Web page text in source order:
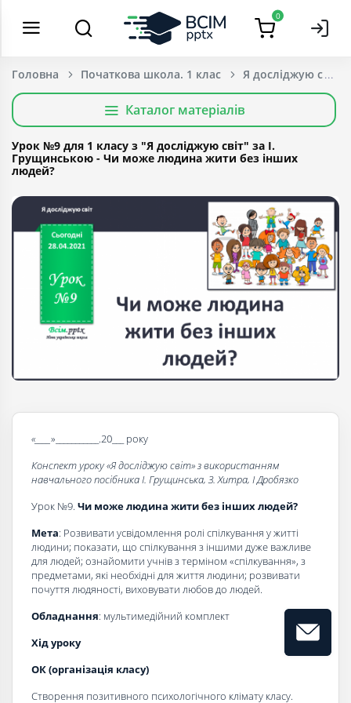
0
Головна Початкова школа. 1 клас Я досліджую світ
Каталог матеріалів
Урок №9 для 1 класу з "Я досліджую світ" за І.
Грущинською - Чи може людина жити без інших
людей?
«____ »___________.20___ року
Конспект уроку «Я досліджую світ» з використанням
навчального посібника І. Грущинська, З. Хитра, І Дробязко
Урок №9. Чи може людина жити без інших людей?
Мета: Розвивати усвідомлення ролі спілкування у житті
людини; показати, що спілкування з іншими дуже важливе
для людей; ознайомити учнів з терміном «спілкування», з
предметами, які необхідні для життя людини; розвивати
почуття людяності, виховувати любов до людей.
Обладнання: мультимедійний комплект
Хід уроку
ОК (організація класу)
Створення позитивного психологічного клімату класу.